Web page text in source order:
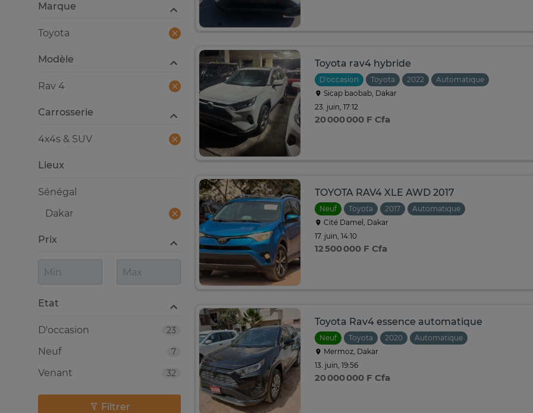
Toyota rav4 hybride
D'occasion Toyota 2022
Automatique
Sicap baobab, Dakar
23. juin, 17:12
20 000 000 F Cfa
TOYOTA RAV4 XLE AWD 2017
Neuf Toyota 2017
Automatique
Cité Damel, Dakar
17. juin, 14:10
12 500 000 F Cfa
Toyota Rav4 essence automatique
Neuf Toyota 2020
Automatique
Mermoz, Dakar
13. juin, 19:56
20 000 000 F Cfa
Lieux
Sénégal
Dakar
Prix
Etat
23
D'occasion
7
Neuf
32
Venant
Marque
Toyota
Modèle
Rav 4
Carrosserie
4x4s & SUV
Filtrer